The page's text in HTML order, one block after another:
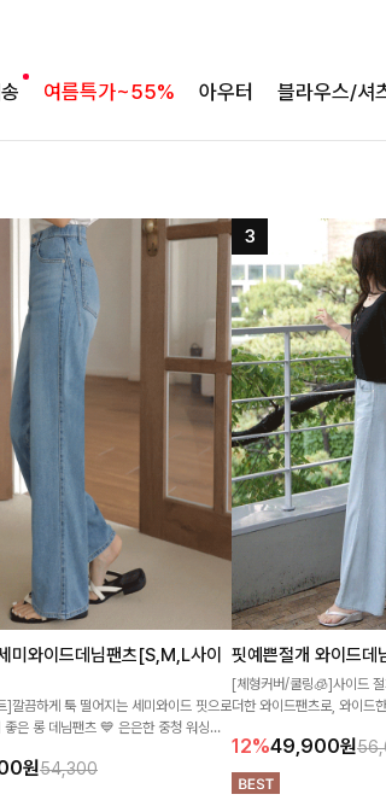
여름특가~55% 아우터 블라우스/셔
미와이드데님팬츠[S,M,L사이
]깔끔하게 툭 떨어지는 세미와이드 핏으로
좋은 롱 데님팬츠 💙 은은한 중청 워싱에
원54,300
핏예쁜절개 와이드
[체형커버/쿨링🧊]사이드
더한 와이드팬츠로, 와이드
지 데일리하게 즐기기 좋은
12%49,900원